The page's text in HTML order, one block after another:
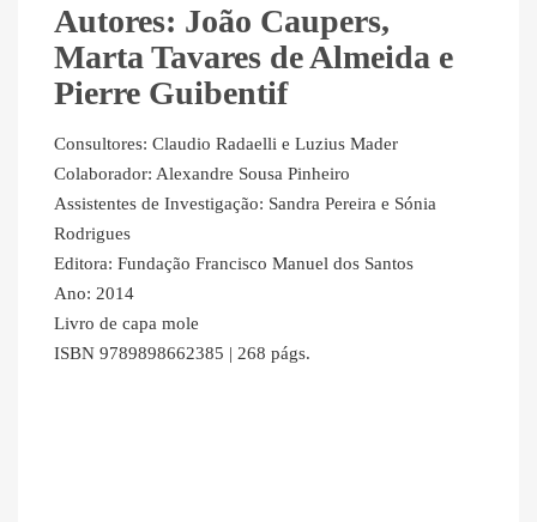
Autores: João Caupers,
Marta Tavares de Almeida e
Pierre Guibentif
Consultores: Claudio Radaelli e Luzius Mader
Colaborador: Alexandre Sousa Pinheiro
Assistentes de Investigação: Sandra Pereira e Sónia
Rodrigues
Editora: Fundação Francisco Manuel dos Santos
Ano: 2014
Livro de capa mole
ISBN 9789898662385 | 268 págs.